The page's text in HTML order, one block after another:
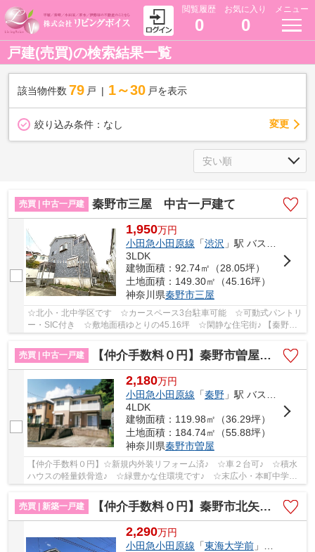
閲覧履歴
0
お気に入り
0
メニュー
戸建(売買)の検索結果一覧
該当物件数 79 戸 1～30 戸を表示
絞り込み条件： なし 変更
売買 | 中古一戸建 秦野市三屋 中古一戸建て
1,950万円
小田急小田原線 「渋沢 」駅 バス14分 「塚原橋（秦野市）」 停歩6分
3LDK
建物面積：92.74㎡（28.05坪）
土地面積：149.30㎡（45.16坪）
神奈川県秦野市三屋
☆北小・北中学区です ☆カースペース3台駐車可能 ☆可動式パントリ
ー・SIC付き ☆敷地面積ゆとりの45.16坪 ☆閑静な住宅街♪ 【秦野市
売買 | 中古一戸建
【仲介手数料０円】秦野市曽屋 中古戸建
2,180万円
小田急小田原線 「秦野」駅 バス13分 「曽屋弘法」 停歩4分
4LDK
建物面積：119.98㎡（36.29坪）
土地面積：184.74㎡（55.88坪）
神奈川県秦野市曽屋
【仲介手数料０円】☆新規内外装リフォーム済♪ ☆車２台可♪ ☆積水
ハウスの軽量鉄骨造♪ ☆緑豊かな住環境です♪ ☆末広小・本町中学区♪
売買 | 新築一戸建
【仲介手数料０円】秦野市北矢名 新築一戸建て 全3棟
2,290万円
小田急小田原線 「東海大学前」駅 徒歩13分